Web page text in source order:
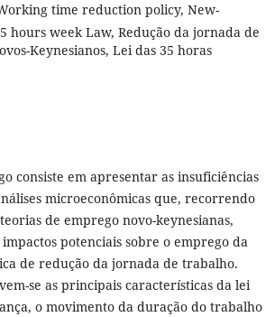
time reduction policy, New-
hours week Law, Redução da jornada de
Keynesianos, Lei das 35 horas
consiste em apresentar as insuficiências
microeconômicas que, recorrendo
de emprego novo-keynesianas,
potenciais sobre o emprego da
de redução da jornada de trabalho.
se as principais características da lei
o movimento da duração do trabalho